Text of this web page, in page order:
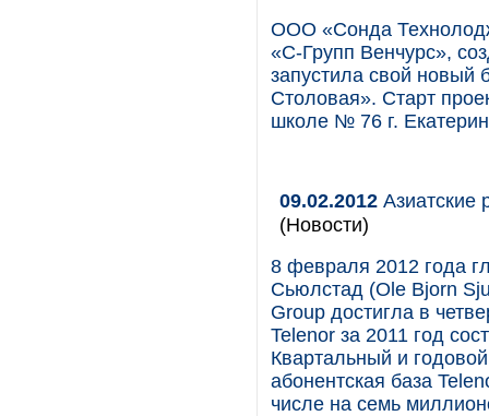
ООО «Сонда
«С-Групп Венчурс»,
запустила свой новый
Столовая». Старт
школе № 76 г.
09.02.2012 Азиатские
(Новости)
8 февраля 2012 года
Сьюлстад (Ole Bjorn
Group достигла в
Telenor за 2011 год
Квартальный и
абонентская база
числе на семь